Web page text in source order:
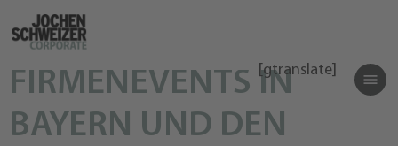
[gtranslate]
FIRMENEVENTS IN
BAYERN UND DEN